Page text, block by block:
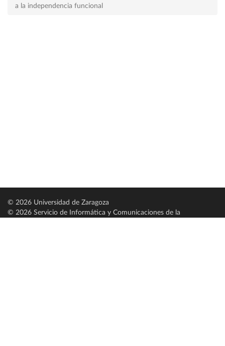
a la independencia funcional
© 2026 Universidad de Zaragoza
© 2026 Servicio de Informática y Comunicaciones de la